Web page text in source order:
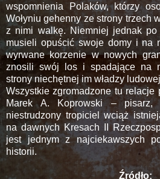
wspomnienia Polaków, którzy
Wołyniu gehenny ze strony trzech
z nimi walkę. Niemniej jednak
musieli opuścić swoje domy i na
wyrwane korzenie w nowych
znosili swój los i spadające na
strony niechętnej im władzy
Wszystkie zgromadzone tu relacje
Marek A. Koprowski – pisarz,
niestrudzony tropiciel wciąż
na dawnych Kresach II
jest jednym z najciekawszych
historii.
Źródło: